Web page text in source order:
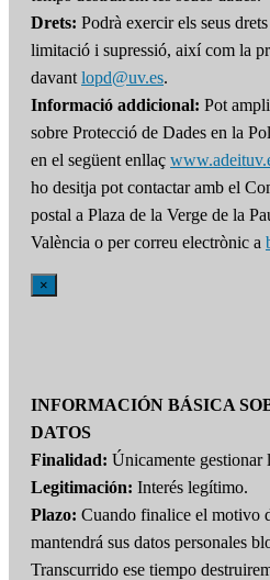
Drets: Podrà exercir els seus
limitació i supressió, així com la
davant lopd@uv.es.
Informació addicional: Pot
sobre Protecció de Dades en la
en el següent enllaç
ho desitja pot contactar amb el
postal a Plaza de la Verge de la
València o per correu electrònic a
×
INFORMACIÓN BÁSICA
DATOS
Finalidad: Únicamente gestionar
Legitimación: Interés legítimo.
Plazo: Cuando finalice el motivo
mantendrá sus datos personales
Transcurrido ese tiempo